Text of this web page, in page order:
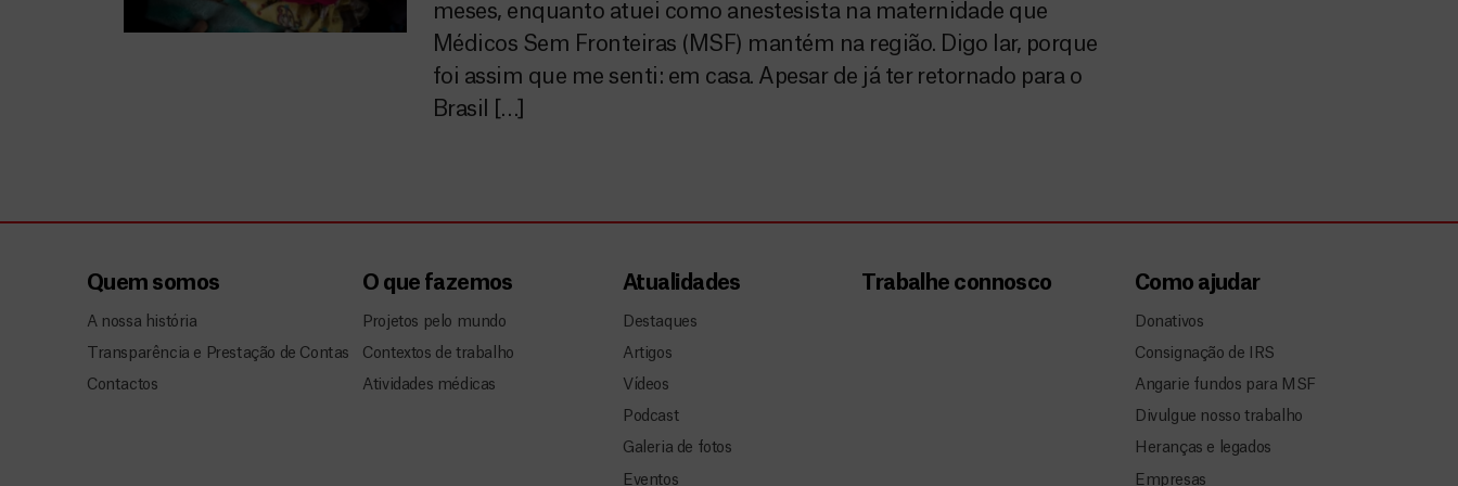
meses, enquanto atuei como anestesista na maternidade que
Médicos Sem Fronteiras (MSF) mantém na região. Digo lar, porque
foi assim que me senti: em casa. Apesar de já ter retornado para o
Brasil […]
Quem somos
A nossa história
Transparência e Prestação de Contas
Contactos
O que fazemos
Projetos pelo mundo
Contextos de trabalho
Atividades médicas
Atualidades
Destaques
Artigos
Vídeos
Podcast
Galeria de fotos
Eventos
Trabalhe connosco Como ajudar
Donativos
Consignação de IRS
Angarie fundos para MSF
Divulgue nosso trabalho
Heranças e legados
Empresas